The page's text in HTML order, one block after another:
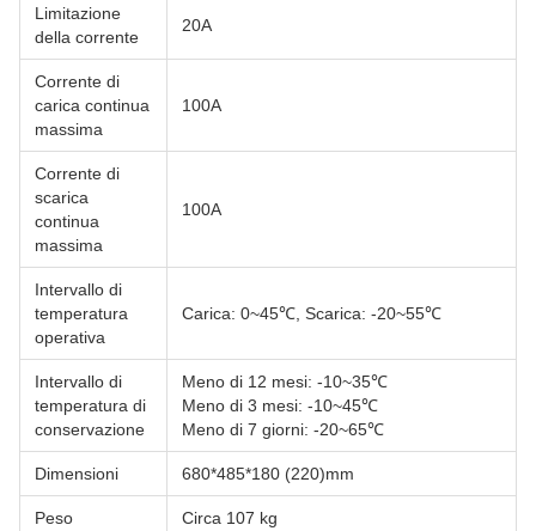
Limitazione
della corrente
20A
Corrente di
carica continua
massima
100A
Corrente di
scarica
continua
massima
100A
Intervallo di
temperatura
operativa
Carica: 0~45℃, Scarica: -20~55℃
Intervallo di
temperatura di
conservazione
Meno di 12 mesi: -10~35℃
Meno di 3 mesi: -10~45℃
Meno di 7 giorni: -20~65℃
Dimensioni 680*485*180 (220)mm
Peso Circa 107 kg